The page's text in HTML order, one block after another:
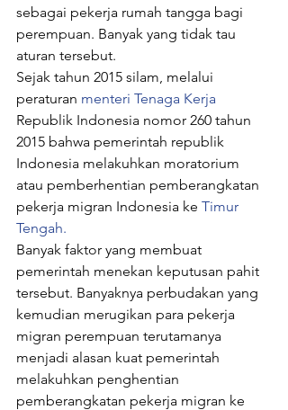
sebagai pekerja rumah tangga bagi
perempuan. Banyak yang tidak tau
aturan tersebut.
Sejak tahun 2015 silam, melalui
peraturan menteri Tenaga Kerja
Republik Indonesia nomor 260 tahun
2015 bahwa pemerintah republik
Indonesia melakuhkan moratorium
atau pemberhentian pemberangkatan
pekerja migran Indonesia ke Timur
Tengah.
Banyak faktor yang membuat
pemerintah menekan keputusan pahit
tersebut. Banyaknya perbudakan yang
kemudian merugikan para pekerja
migran perempuan terutamanya
menjadi alasan kuat pemerintah
melakuhkan penghentian
pemberangkatan pekerja migran ke